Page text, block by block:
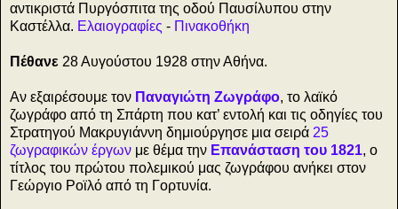
αντικριστά Πυργόσπιτα της οδού Παυσίλυπου στην
Καστέλλα. Ελαιογραφίες - Πινακοθήκη
Πέθανε 28 Αυγούστου 1928 στην Αθήνα.
Αν εξαιρέσουμε τον Παναγιώτη Ζωγράφο, το λαϊκό
ζωγράφο από τη Σπάρτη που κατ’ εντολή και τις οδηγίες του
Στρατηγού Μακρυγιάννη δημιούργησε μια σειρά 25
ζωγραφικών έργων με θέμα την Επανάσταση του 1821, ο
τίτλος του πρώτου πολεμικού μας ζωγράφου ανήκει στον
Γεώργιο Ροϊλό από τη Γορτυνία.